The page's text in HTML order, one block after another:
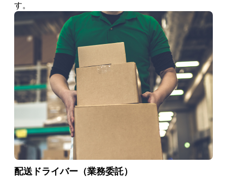
す。
配送ドライバー（業務委託）